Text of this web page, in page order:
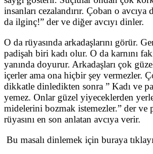
insanları cezalandırır. Çoban o avcıya
da ilginç!” der ve diğer avcıyı dinler.
O da rüyasında arkadaşlarını görür.
padişah biri kadı olur. O da karnını
yanında doyurur. Arkadaşları çok
içerler ama ona hiçbir şey vermezler.
dikkatle dinledikten sonra ” Kadı ve
yemez. Onlar güzel yiyeceklerden
midelerini bozmak istemezler.” der ve
rüyasını en son anlatan avcıya verir.
Bu masalı dinlemek için buraya